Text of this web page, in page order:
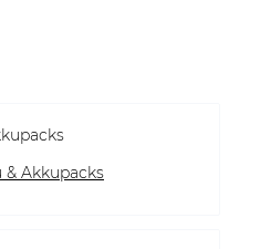
& Akkupacks